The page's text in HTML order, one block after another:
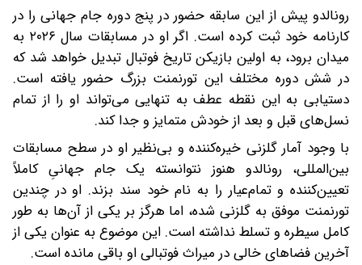
رونالدو پیش از این سابقه حضور در پنج دوره جام جهانی را در
کارنامه خود ثبت کرده است. اگر او در مسابقات سال ۲۰۲۶ به
میدان برود، به اولین بازیکن تاریخ فوتبال تبدیل خواهد شد که
در شش دوره مختلف این تورنمنت بزرگ حضور یافته است.
دستیابی به این نقطه عطف به تنهایی می‌تواند او را از تمام
نسل‌های قبل و بعد از خودش متمایز و جدا کند.
با وجود آمار گلزنی خیره‌کننده و بی‌نظیر او در سطح مسابقات
بین‌المللی، رونالدو هنوز نتوانسته یک جام جهانیِ کاملاً
تعیین‌کننده و تمام‌عیار را به نام خود سند بزند. او در چندین
تورنمنت موفق به گلزنی شده، اما هرگز بر یکی از آن‌ها به طور
کامل سیطره و تسلط نداشته است. این موضوع به عنوان یکی از
آخرین فضاهای خالی در میراث فوتبالی او باقی مانده است.